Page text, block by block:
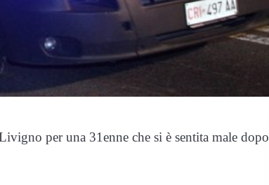
per una 31enne che si è sentita male dopo